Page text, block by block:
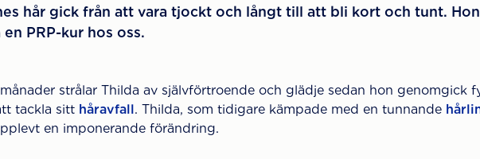
hår gick från att vara tjockt och långt till att bli kort och tunt.
PRP-kur hos oss.
strålar Thilda av självförtroende och glädje sedan hon genomgick
tackla sitt håravfall. Thilda, som tidigare kämpade med en tunnande
en imponerande förändring.